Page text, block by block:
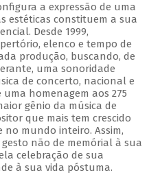
a expressão de uma
estéticas constituem a sua
Desde 1999,
elenco e tempo de
produção, buscando, de
uma sonoridade
de concerto, nacional e
homenagem aos 275
gênio da música de
que mais tem crescido
mundo inteiro. Assim,
não de memórial à sua
celebração de sua
à sua vida póstuma.